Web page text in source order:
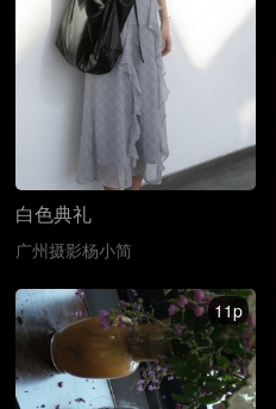
白色典礼
广州摄影杨小简
11p